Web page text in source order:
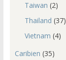
Taiwan (2)
Thailand (37)
Vietnam (4)
Caribien (35)